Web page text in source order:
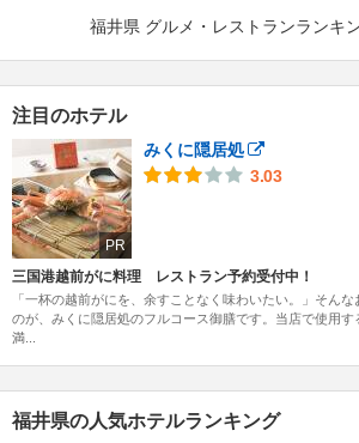
福井県 グルメ・レストランランキ
注目のホテル
PR
みくに隠居処
3.03
三国港越前がに料理 レストラン予約受付中！
「一杯の越前がにを、余すことなく味わいたい。」そん
のが、みくに隠居処のフルコース御膳です。当店で使用
満...
福井県の人気ホテルランキング